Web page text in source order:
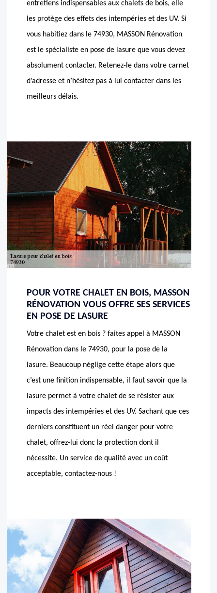
entretiens indispensables aux chalets de bois, elle
les protège des effets des intempéries et des UV. Si
vous habitiez dans le 74930, MASSON Rénovation
est le spécialiste en pose de lasure que vous devez
absolument contacter. Retenez-le dans votre carnet
d’adresse et n’hésitez pas à lui contacter dans les
meilleurs délais.
POUR VOTRE CHALET EN BOIS, MASSON
RÉNOVATION VOUS OFFRE SES SERVICES
EN POSE DE LASURE
Votre chalet est en bois ? faites appel à MASSON
Rénovation dans le 74930, pour la pose de la
lasure. Beaucoup néglige cette étape alors que
c’est une finition indispensable, il faut savoir que la
lasure permet à votre chalet de se résister aux
impacts des intempéries et des UV. Sachant que ces
derniers constituent un réel danger pour votre
chalet, offrez-lui donc la protection dont il
nécessite. Un service de qualité avec un coût
acceptable, contactez-nous !